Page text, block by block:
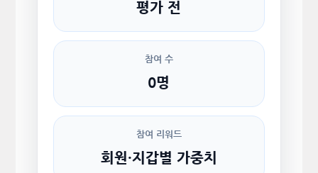
평가 전
참여 수
0명
참여 리워드
회원·지갑별 가중치